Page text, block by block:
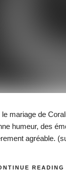
mariage de
humeur, des
agréable.
READING